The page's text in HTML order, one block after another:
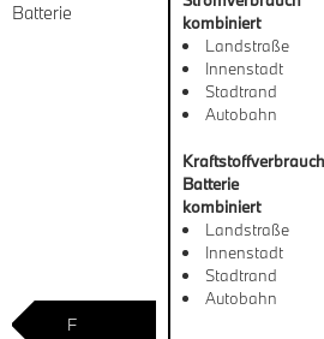
Batterie
F
kombiniert
Landstraße
Innenstadt
Stadtrand
Autobahn
Batterie
kombiniert
Landstraße
Innenstadt
Stadtrand
Autobahn